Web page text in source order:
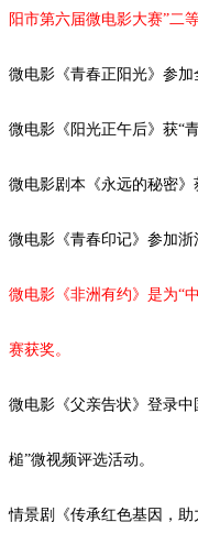
阳市第六届微电影大赛”二
微电影《青春正阳光》参加
微电影《阳光正午后》获“
微电影剧本《永远的秘密》
微电影《青春印记》参加浙
微电影《非洲有约》是为“
赛获奖。
微电影《父亲告状》登录
槌”微视频评选活动。
情景剧《传承红色基因，